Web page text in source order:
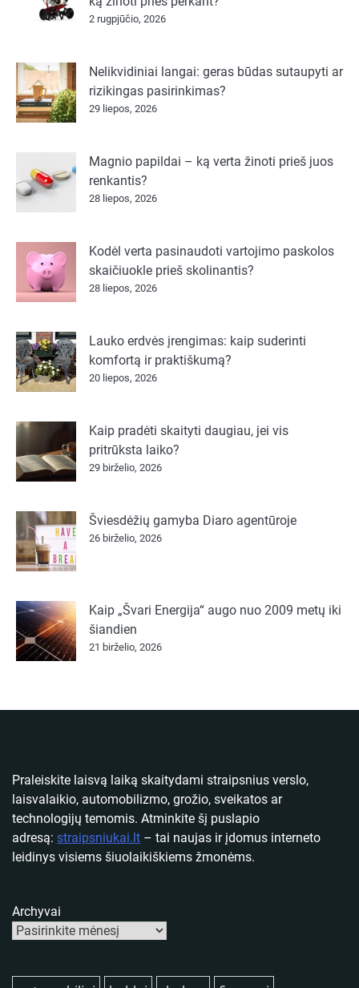
2 rugpjūčio, 2026
Nelikvidiniai langai: geras būdas sutaupyti ar
rizikingas pasirinkimas?
29 liepos, 2026
Magnio papildai – ką verta žinoti prieš juos
renkantis?
28 liepos, 2026
Kodėl verta pasinaudoti vartojimo paskolos
skaičiuokle prieš skolinantis?
28 liepos, 2026
Lauko erdvės įrengimas: kaip suderinti
komfortą ir praktiškumą?
20 liepos, 2026
Kaip pradėti skaityti daugiau, jei vis
pritrūksta laiko?
29 birželio, 2026
Šviesdėžių gamyba Diaro agentūroje
26 birželio, 2026
Kaip „Švari Energija“ augo nuo 2009 metų iki
šiandien
21 birželio, 2026
Praleiskite laisvą laiką skaitydami straipsnius verslo,
laisvalaikio, automobilizmo, grožio, sveikatos ar
technologijų temomis. Atminkite šį puslapio
adresą: straipsniukai.lt – tai naujas ir įdomus interneto
leidinys visiems šiuolaikiškiems žmonėms.
Archyvai